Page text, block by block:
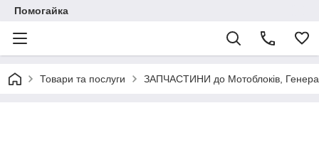
Помогайка
Товари та послуги ЗАПЧАСТИНИ до Мотоблоків,